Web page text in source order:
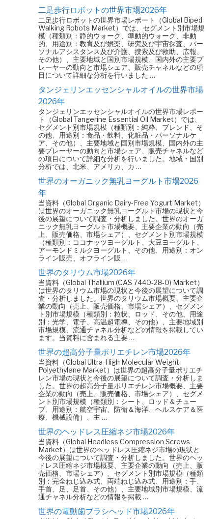
二足歩行ロボットの世界市場2026年
二足歩行ロボットの世界市場レポート（Global Biped
Walking Robots Market）では、セグメント別市場規
模（種類別：静的ウォーク、準動的ウォーク、非動
的、用途別：教育及び娯楽、研究及び宇宙探査、パー
ソナルアシスタンス及び介護、捜索及び救助、広報、
その他）、主要地域と国別市場規模、国内外の主要プ
レーヤーの動向と市場シェア、販売チャネルなどの項
目について詳細な分析を行いました …
タンジェリンエッセンシャルオイルの世界市場
2026年
タンジェリンエッセンシャルオイルの世界市場レポー
ト（Global Tangerine Essential Oil Market）では、
セグメント別市場規模（種類別：純粋、ブレンド、そ
の他、用途別：食品・飲料、化粧品・パーソナルケ
ア、その他）、主要地域と国別市場規模、国内外の主
要プレーヤーの動向と市場シェア、販売チャネルなど
の項目について詳細な分析を行いました。地域・国別
分析では、北米、アメリカ、カ …
世界のオーガニック無乳ヨーグルト市場2026
年
当資料（Global Organic Dairy-Free Yogurt Market）
は世界のオーガニック無乳ヨーグルト市場の現状と今
後の展望について調査・分析しました。世界のオーガ
ニック無乳ヨーグルト市場概要、主要企業の動向（売
上、販売価格、市場シェア）、セグメント別市場規模
（種類別：ココナッツヨーグルト、大豆ヨーグルト、
アーモンドミルクヨーグルト、その他、用途別：オン
ライン販売、オフライン販 …
世界のタリウム市場2026年
当資料（Global Thallium (CAS 7440-28-0) Market）
は世界のタリウム市場の現状と今後の展望について調
査・分析しました。世界のタリウム市場概要、主要企
業の動向（売上、販売価格、市場シェア）、セグメン
ト別市場規模（種類別：粒状、ロッド、その他、用途
別：光学、電子、高温超電導、その他）、主要地域別
市場規模、流通チャネル分析などの情報を掲載してい
ます。当資料に含まれる主要 …
世界の超高分子量ポリエチレン市場2026年
当資料（Global Ultra-High Molecular Weight
Polyethylene Market）は世界の超高分子量ポリエチ
レン市場の現状と今後の展望について調査・分析しま
した。世界の超高分子量ポリエチレン市場概要、主要
企業の動向（売上、販売価格、市場シェア）、セグメ
ント別市場規模（種類別：シート、ロッド＆チュー
ブ、用途別：航空宇宙、防衛＆海洋、ヘルスケア＆医
療、機械設備）、主 …
世界のヘッドレス圧縮ネジ市場2026年
当資料（Global Headless Compression Screws
Market）は世界のヘッドレス圧縮ネジ市場の現状と
今後の展望について調査・分析しました。世界のヘッ
ドレス圧縮ネジ市場概要、主要企業の動向（売上、販
売価格、市場シェア）、セグメント別市場規模（種類
別：完全ねじ込み式、両端ねじ込み式、用途別：手、
手首、足、足首、その他）、主要地域別市場規模、流
通チャネル分析などの情報を掲載 …
世界の電動歯ブラシヘッド市場2026年